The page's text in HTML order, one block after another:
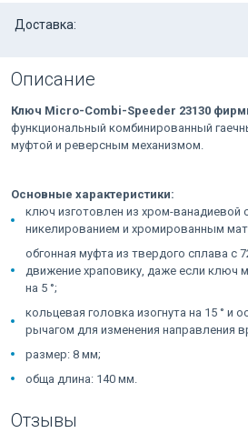
Доставка:
Описание
Ключ Micro-Combi-Speeder 23130
функциональный комбинированный
муфтой и реверсным механизмом.
Основные характеристики:
ключ изготовлен из хром-ванадиевой
никелированием и хромированным
обгонная муфта из твердого сплава с
движение храповику, даже если ключ
на 5 °;
кольцевая головка изогнута на 15 ° и
рычагом для изменения направления
размер: 8 мм;
обща длина: 140 мм.
Отзывы